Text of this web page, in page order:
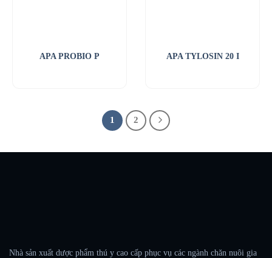
APA PROBIO P APA TYLOSIN 20 I
1 2
Nhà sản xuất dược phẩm thú y cao cấp phục vụ các ngành chăn nuôi gia